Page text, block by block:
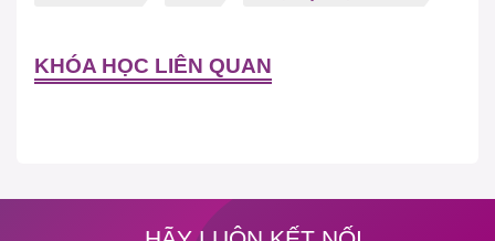
KHÓA HỌC LIÊN QUAN